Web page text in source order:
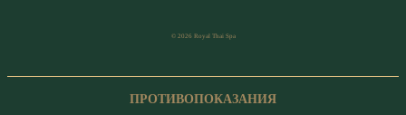
© 2026 Royal Thai Spa
ПРОТИВОПОКАЗАНИЯ